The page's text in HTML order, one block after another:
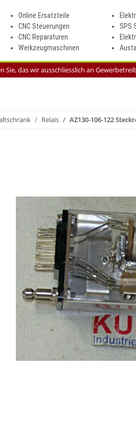
Online Ersatzteile
CNC Steuerungen
CNC Reparaturen
Werkzeugmaschinen
SPS
Sie, das wir ausschliesslich an
Relais AZ130-106-122